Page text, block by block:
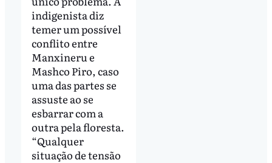
indigenista diz
temer um possível
conflito entre
Manxineru e
Mashco Piro, caso
uma das partes se
assuste ao se
esbarrar com a
outra pela floresta.
“Qualquer
situação de tensão